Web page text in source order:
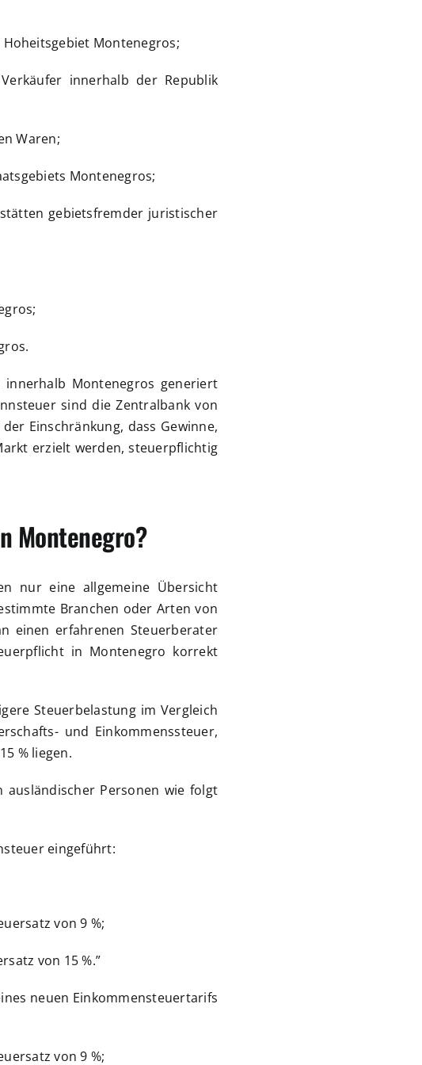
Montenegros;
innerhalb der Republik
Waren;
Montenegros;
gebietsfremder juristischer
Montenegros generiert
sind die Zentralbank von
Einschränkung, dass Gewinne,
erzielt werden, steuerpflichtig
Montenegro?
nur eine allgemeine Übersicht
Branchen oder Arten von
einen erfahrenen Steuerberater
in Montenegro korrekt
Steuerbelastung im Vergleich
und Einkommenssteuer,
% liegen.
ausländischer Personen wie folgt
eingeführt:
von 9 %;
von 15 %.”
neuen Einkommensteuertarifs
von 9 %;